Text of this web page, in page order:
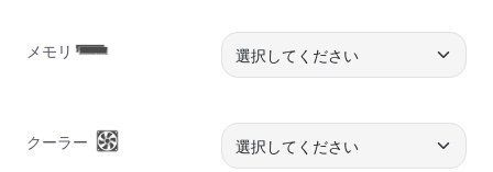
メモリ
クーラー